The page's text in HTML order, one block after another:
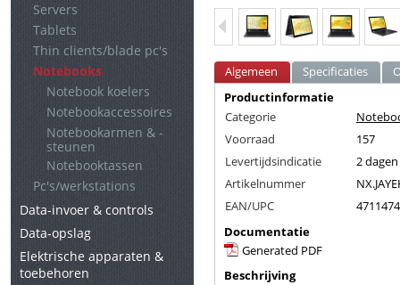
Servers
Tablets
Thin clients/blade pc's
Notebooks
Notebook koelers
Notebookaccessoires
Notebookarmen & -
steunen
Notebooktassen
Pc's/werkstations
Data-invoer & controls
Data-opslag
Elektrische apparaten &
toebehoren
Algemeen Specificaties
Productinformatie
Categorie
Voorraad
157
Levertijdsindicatie
2 dagen
Artikelnummer
EAN/UPC
Documentatie
Generated PDF
Beschrijving